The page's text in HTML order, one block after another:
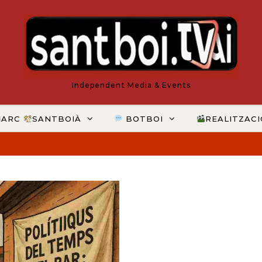
Independent Media & Events
SANTBOIÀ BOTBOI